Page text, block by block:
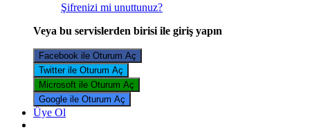
Şifrenizi mi unuttunuz?
Veya bu servislerden birisi ile giriş yapın
Facebook ile Oturum Aç
Twitter ile Oturum Aç
Microsoft ile Oturum Aç
Google ile Oturum Aç
Üye Ol